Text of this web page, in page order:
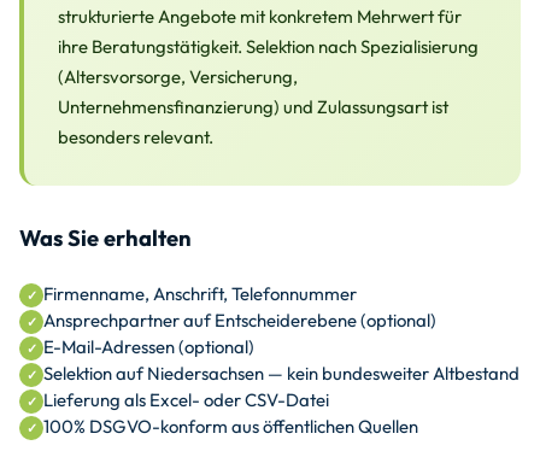
strukturierte Angebote mit konkretem Mehrwert für
ihre Beratungstätigkeit. Selektion nach Spezialisierung
(Altersvorsorge, Versicherung,
Unternehmensfinanzierung) und Zulassungsart ist
besonders relevant.
Was Sie erhalten
Firmenname, Anschrift, Telefonnummer
Ansprechpartner auf Entscheiderebene (optional)
E-Mail-Adressen (optional)
Selektion auf Niedersachsen — kein bundesweiter Altbestand
Lieferung als Excel- oder CSV-Datei
100% DSGVO-konform aus öffentlichen Quellen